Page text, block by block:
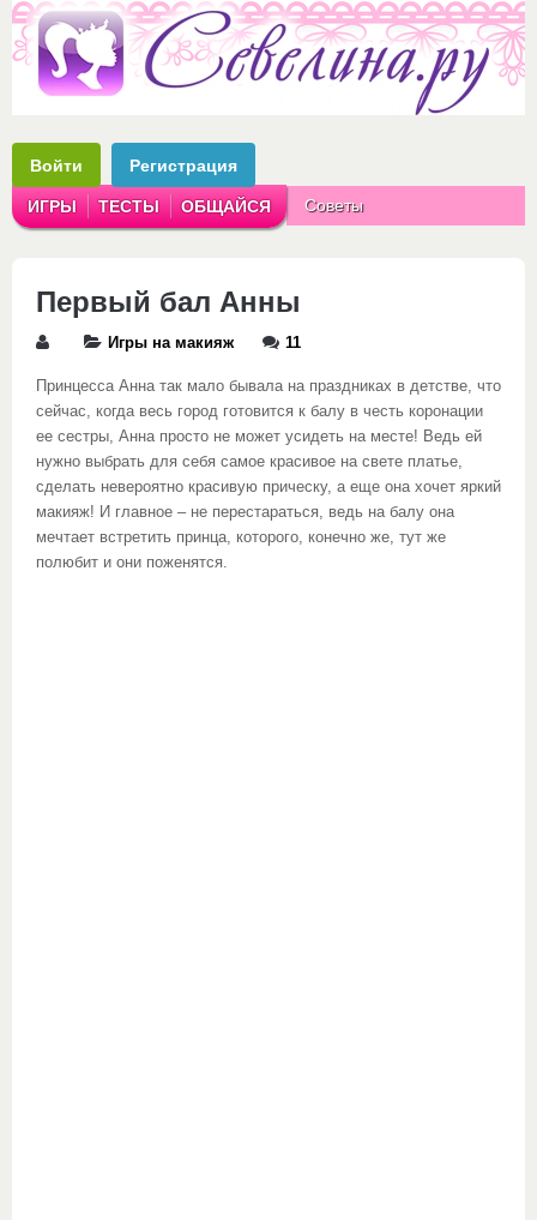
Войти Регистрация
ИГРЫ ТЕСТЫ ОБЩАЙСЯ Советы
Первый бал Анны
Игры на макияж 11
Принцесса Анна так мало бывала на праздниках в детстве, что
сейчас, когда весь город готовится к балу в честь коронации
ее сестры, Анна просто не может усидеть на месте! Ведь ей
нужно выбрать для себя самое красивое на свете платье,
сделать невероятно красивую прическу, а еще она хочет яркий
макияж! И главное – не перестараться, ведь на балу она
мечтает встретить принца, которого, конечно же, тут же
полюбит и они поженятся.